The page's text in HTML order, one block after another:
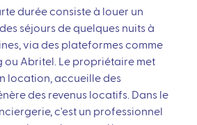
durée consiste à louer un
séjours de quelques nuits à
via des plateformes comme
ou Abritel. Le propriétaire met
location, accueille des
des revenus locatifs. Dans le
c'est un professionnel